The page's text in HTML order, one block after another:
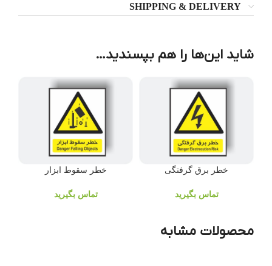
SHIPPING & DELIVERY
شاید این‌ها را هم بپسندید…
خطر برق گرفتگی
تماس بگیرید
خطر سقوط ابزار
تماس بگیرید
محصولات مشابه